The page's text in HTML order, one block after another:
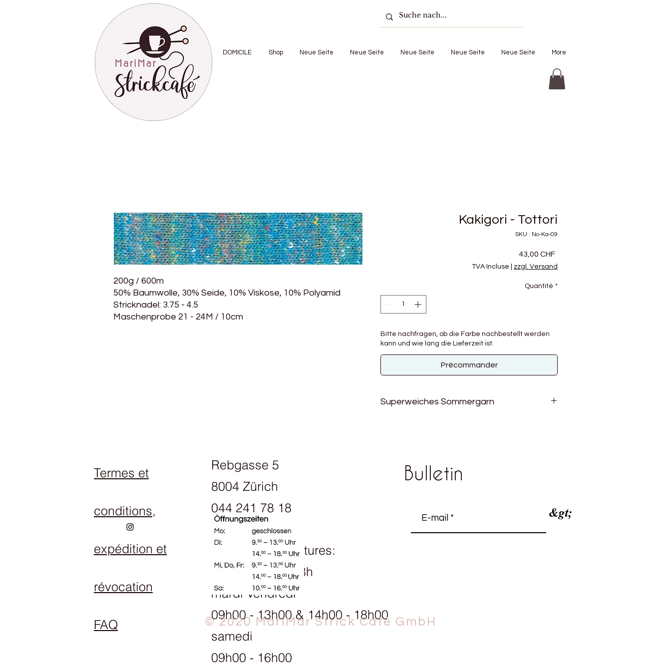
DOMICILE Shop Neue Seite Neue Seite Neue Seite Neue Seite Neue Seite More
200g / 600m
50% Baumwolle, 30% Seide, 10% Viskose, 10% Polyamid
Stricknadel: 3.75 - 4.5
Maschenprobe 21 - 24M / 10cm
Kakigori - Tottori
SKU : No-Ka-09
43,00 CHFPrix
TVA Incluse zzgl. Versand
Quantité *
Bitte nachfragen, ob die Farbe nachbestellt werden
kann und wie lang die Lieferzeit ist.
Précommander
Superweiches Sommergarn
Termes et
conditions,
expédition et
révocation
FAQ
Rebgasse 5
8004 Zürich
044 241 78 18
Horaires d'ouvertures:
Lundi 13h30 - 18h
mardi Vendredi
09h00 - 13h00 & 14h00 - 18h00
samedi
09h00 - 16h00
Bulletin
&gt;
© 2020 MariMar Strick Café GmbH